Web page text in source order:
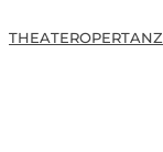
THEATEROPERTANZ